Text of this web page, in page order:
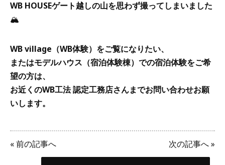
WB HOUSEゲート越しの山を思わず撮ってしまいました
🏔
WB village（WB体験）をご覧になりたい、
またはモデルハウス（宿泊体験棟）での宿泊体験をご希
望の方は、
お近くのWB工法 認定工務店さんまでお問い合わせお願
いします。
«前の記事へ 次の記事へ»